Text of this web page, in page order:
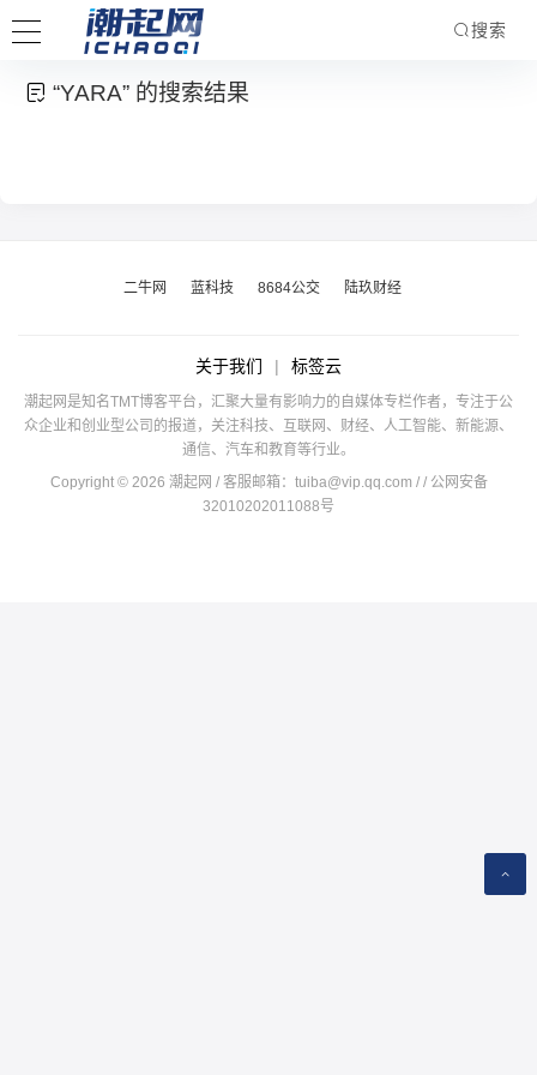
搜索
“YARA” 的搜索结果
二牛网 蓝科技 8684公交 陆玖财经
关于我们 | 标签云
潮起网是知名TMT博客平台，汇聚大量有影响力的自媒体专栏作者，专注于公
众企业和创业型公司的报道，关注科技、互联网、财经、人工智能、新能源、
通信、汽车和教育等行业。
Copyright © 2026 潮起网 / 客服邮箱： tuiba@vip.qq.com / / 公网安备
32010202011088号